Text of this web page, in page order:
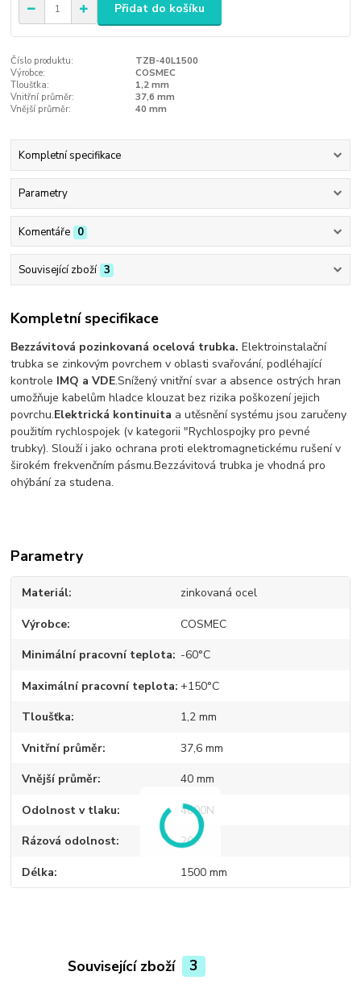
Přidat do košíku
Číslo produktu:
TZB-40L1500
Výrobce:
COSMEC
Tloušťka:
1,2 mm
Vnitřní průměr:
37,6 mm
Vnější průměr:
40 mm
Kompletní specifikace
Parametry
Komentáře 0
Související zboží 3
Kompletní specifikace
Bezzávitová pozinkovaná ocelová trubka. Elektroinstalační
trubka se zinkovým povrchem v oblasti svařování, podléhající
kontrole IMQ a VDE.Snížený vnitřní svar a absence ostrých hran
umožňuje kabelům hladce klouzat bez rizika poškození jejich
povrchu.Elektrická kontinuita a utěsnění systému jsou zaručeny
použitím rychlospojek (v kategorii "Rychlospojky pro pevné
trubky). Slouží i jako ochrana proti elektromagnetickému rušení v
širokém frekvenčním pásmu.Bezzávitová trubka je vhodná pro
ohýbání za studena.
Parametry
Materiál zinkovaná ocel
Výrobce COSMEC
Minimální pracovní teplota -60°C
Maximální pracovní teplota +150°C
Tloušťka 1,2 mm
Vnitřní průměr 37,6 mm
Vnější průměr 40 mm
Odolnost v tlaku 4000N
Rázová odolnost 20J
Délka 1500 mm
Související zboží 3